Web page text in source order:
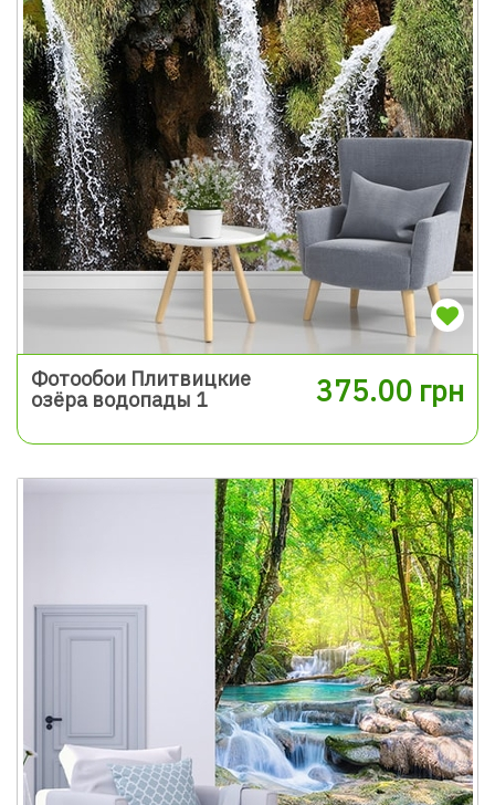
Фотообои Плитвицкие
озёра водопады 1
375.00 грн